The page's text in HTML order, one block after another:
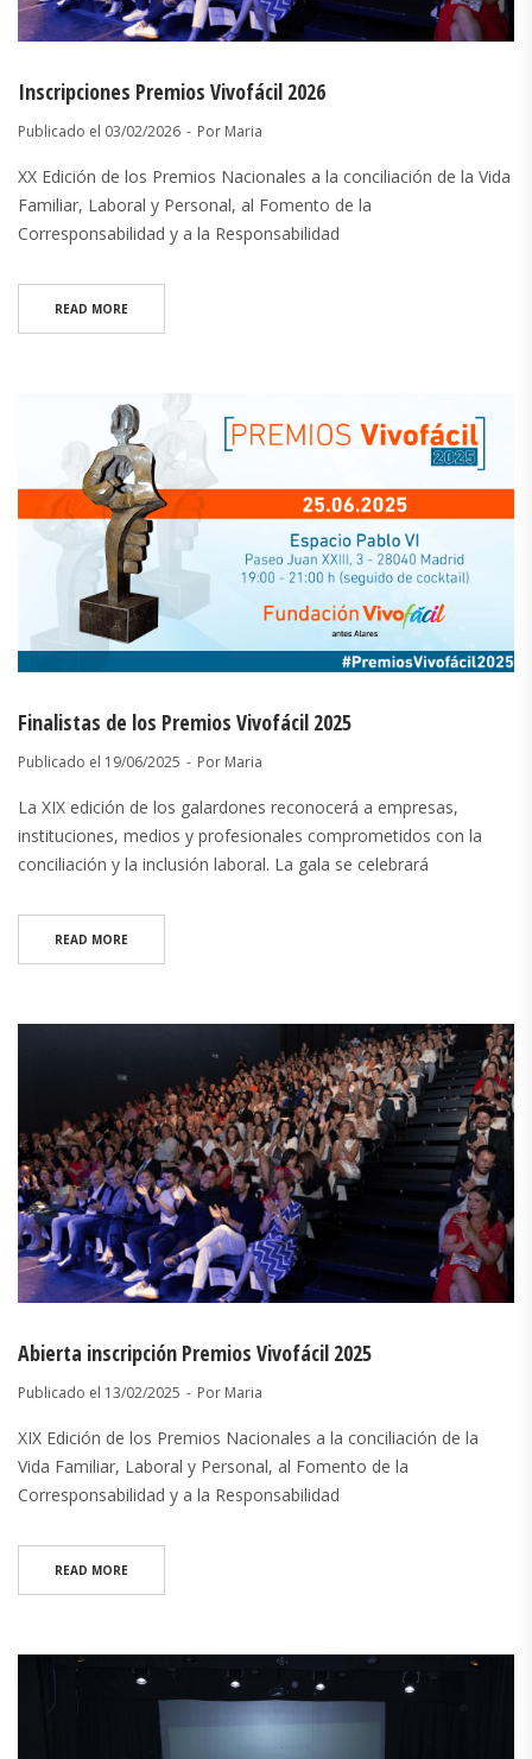
Inscripciones Premios Vivofácil 2026
Publicado el 03/02/2026 Por Maria
XX Edición de los Premios Nacionales a la conciliación de la Vida
Familiar, Laboral y Personal, al Fomento de la
Corresponsabilidad y a la Responsabilidad
READ MORE
Finalistas de los Premios Vivofácil 2025
Publicado el 19/06/2025 Por Maria
La XIX edición de los galardones reconocerá a empresas,
instituciones, medios y profesionales comprometidos con la
conciliación y la inclusión laboral. La gala se celebrará
READ MORE
Abierta inscripción Premios Vivofácil 2025
Publicado el 13/02/2025 Por Maria
XIX Edición de los Premios Nacionales a la conciliación de la
Vida Familiar, Laboral y Personal, al Fomento de la
Corresponsabilidad y a la Responsabilidad
READ MORE